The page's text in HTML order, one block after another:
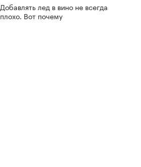
Добавлять лед в вино не всегда
плохо. Вот почему